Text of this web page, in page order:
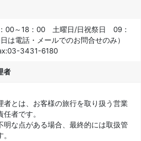
00～18：00 土曜日/日祝祭日 09：
は電話・メールでのお問合せのみ）
03-3431-6180
者
者とは、お客様の旅行を取り扱う営業
者です。
明な点がある場合、最終的には取扱管